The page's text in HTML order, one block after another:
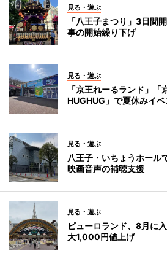
見る・遊ぶ
「八王子まつり」3日
事の開始繰り下げ
見る・遊ぶ
「京王れーるランド」「
HUGHUG」で夏休みイベ
見る・遊ぶ
八王子・いちょうホー
映画音声の補聴支援
見る・遊ぶ
ピューロランド、8月に
大1,000円値上げ